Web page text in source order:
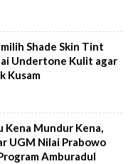
Shade Skin Tint
Undertone Kulit agar
Kusam
Kena Mundur Kena,
UGM Nilai Prabowo
Amburadul